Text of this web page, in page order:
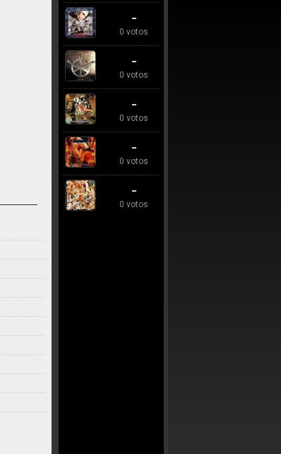
-
0 votos
-
0 votos
-
0 votos
-
0 votos
-
0 votos